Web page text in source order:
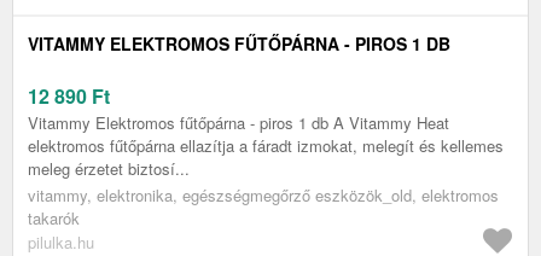
VITAMMY ELEKTROMOS FŰTŐPÁRNA - PIROS 1 DB
12 890 Ft
Vitammy Elektromos fűtőpárna - piros 1 db A Vitammy Heat
elektromos fűtőpárna ellazítja a fáradt izmokat, melegít és kellemes
meleg érzetet biztosí...
vitammy, elektronika, egészségmegőrző eszközök_old, elektromos
takarók
pilulka.hu